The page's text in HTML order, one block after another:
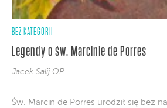
BEZ KATEGORII
Legendy o św. Marcinie de Porres
Jacek Salij OP
Św. Marcin de Porres urodził się bez